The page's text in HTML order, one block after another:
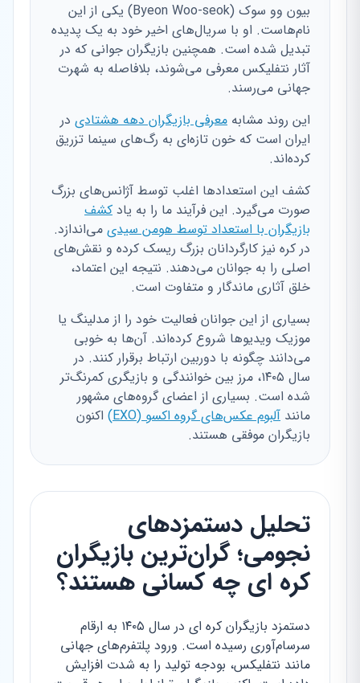
بیون وو سوک (Byeon Woo-seok) یکی از این
نام‌هاست. او با سریال‌های اخیر خود به یک پدیده
تبدیل شده است. همچنین بازیگران جوانی که در
آثار نتفلیکس معرفی می‌شوند، بلافاصله به شهرت
جهانی می‌رسند.
این روند مشابه معرفی بازیگران دهه هشتادی در
ایران است که خون تازه‌ای به رگ‌های سینما تزریق
کرده‌اند.
کشف این استعدادها اغلب توسط آژانس‌های بزرگ
صورت می‌گیرد. این فرآیند ما را به یاد کشف
بازیگران با استعداد توسط هومن سیدی می‌اندازد.
در کره نیز کارگردانان بزرگ ریسک کرده و نقش‌های
اصلی را به جوانان می‌دهند. نتیجه این اعتماد،
خلق آثاری ماندگار و متفاوت است.
بسیاری از این جوانان فعالیت خود را از مدلینگ یا
موزیک ویدیوها شروع کرده‌اند. آن‌ها به خوبی
می‌دانند چگونه با دوربین ارتباط برقرار کنند. در
سال ۱۴۰۵، مرز بین خوانندگی و بازیگری کمرنگ‌تر
شده است. بسیاری از اعضای گروه‌های مشهور
مانند آلبوم عکس‌های گروه اکسو (EXO)
اکنون
بازیگران موفقی هستند.
تحلیل دستمزدهای
نجومی؛ گران‌ترین بازیگران
کره ای چه کسانی هستند؟
دستمزد بازیگران کره ای در سال ۱۴۰۵ به ارقام
سرسام‌آوری رسیده است. ورود پلتفرم‌های جهانی
مانند نتفلیکس، بودجه تولید را به شدت افزایش